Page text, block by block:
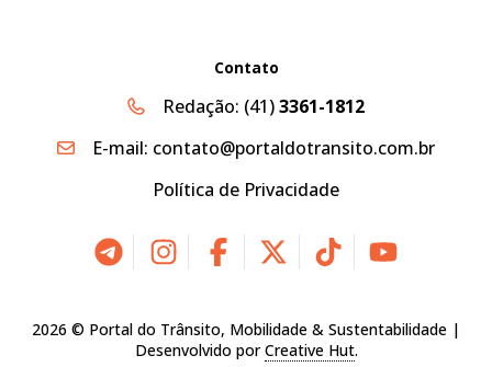
Contato
Redação: (41)3361-1812
E-mail: contato@portaldotransito.com.br
Política de Privacidade
2026 © Portal do Trânsito, Mobilidade & Sustentabilidade |
Desenvolvido porCreative Hut.